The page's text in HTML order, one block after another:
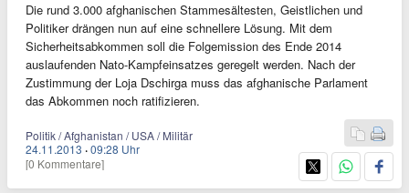
Die rund 3.000 afghanischen Stammesältesten, Geistlichen und
Politiker drängen nun auf eine schnellere Lösung. Mit dem
Sicherheitsabkommen soll die Folgemission des Ende 2014
auslaufenden Nato-Kampfeinsatzes geregelt werden. Nach der
Zustimmung der Loja Dschirga muss das afghanische Parlament
das Abkommen noch ratifizieren.
Politik / Afghanistan / USA / Militär
24.11.2013 ·09:28 Uhr
[0 Kommentare]